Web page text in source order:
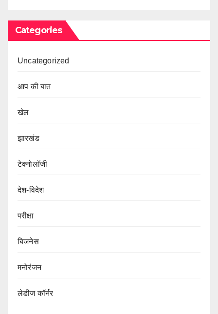
Categories
Uncategorized
आप की बात
खेल
झारखंड
टेक्नोलॉजी
देश-विदेश
परीक्षा
बिजनेस
मनोरंजन
लेडीज कॉर्नर